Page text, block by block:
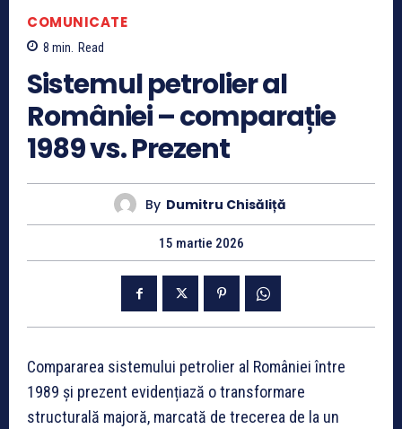
COMUNICATE
8 min. Read
Sistemul petrolier al
României – comparație
1989 vs. Prezent
By Dumitru Chisăliță
15 martie 2026
Compararea sistemului petrolier al României între
1989 și prezent evidențiază o transformare
structurală majoră, marcată de trecerea de la un